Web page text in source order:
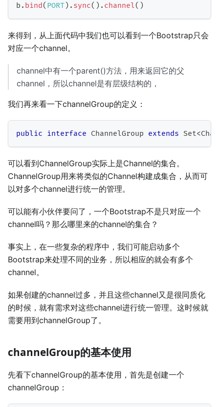
b . bind( PORT) . sync( ) . channel( )
来得到，从上面代码中我们也可以看到一个Bootstrap只会
对应一个channel。
channel中有一个parent()方法，用来返回它的父
channel，所以channel是有层级结构的，
我们再来看一下channelGroup的定义：
public interface ChannelGroup extends Set<
可以看到ChannelGroup实际上是Channel的集合。
ChannelGroup用来将类似的Channel构建成集合，从而可
以对多个channel进行统一的管理。
可以能有小伙伴要问了，一个Bootstrap不是只对应一个
channel吗？那么哪里来的channel的集合？
事实上，在一些复杂的程序中，我们可能启动多个
Bootstrap来处理不同的业务，所以相应的就会有多个
channel。
如果创建的channel过多，并且这些channel又是很同质化
的时候，就有需求对这些channel进行统一管理。这时候就
需要用到channelGroup了。
channelGroup的基本使用
先看下channelGroup的基本使用，首先是创建一个
channelGroup：